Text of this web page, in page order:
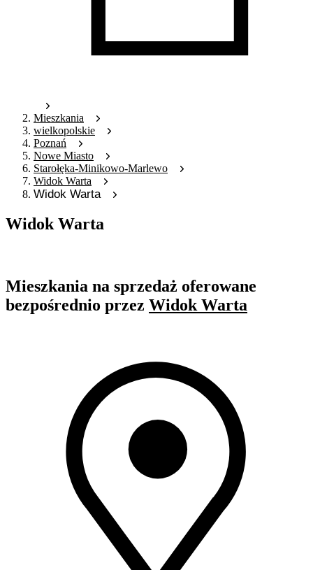
Mieszkania
wielkopolskie
Poznań
Nowe Miasto
Starołęka-Minikowo-Marlewo
Widok Warta
Widok Warta
Widok Warta
Mieszkania na sprzedaż oferowane
bezpośrednio przez Widok Warta